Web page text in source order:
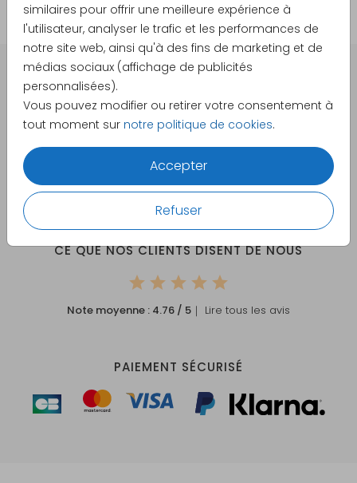
similaires pour offrir une meilleure expérience à
l'utilisateur, analyser le trafic et les performances de
notre site web, ainsi qu'à des fins de marketing et de
médias sociaux (affichage de publicités
personnalisées).
Vous pouvez modifier ou retirer votre consentement à
tout moment sur notre politique de cookies.
Accepter
Refuser
DES CARTES À PERSONNALISER POUR TOUTES VOS
GRANDES OCCASIONS
Votre commande est
Création en ligne facile et sur mesure
Échantillon imprimé personnalisé offert
CE QUE NOS CLIENTS DISENT DE NOUS
Note moyenne : 4.76 / 5 ｜ Lire tous les avis
PAIEMENT SÉCURISÉ